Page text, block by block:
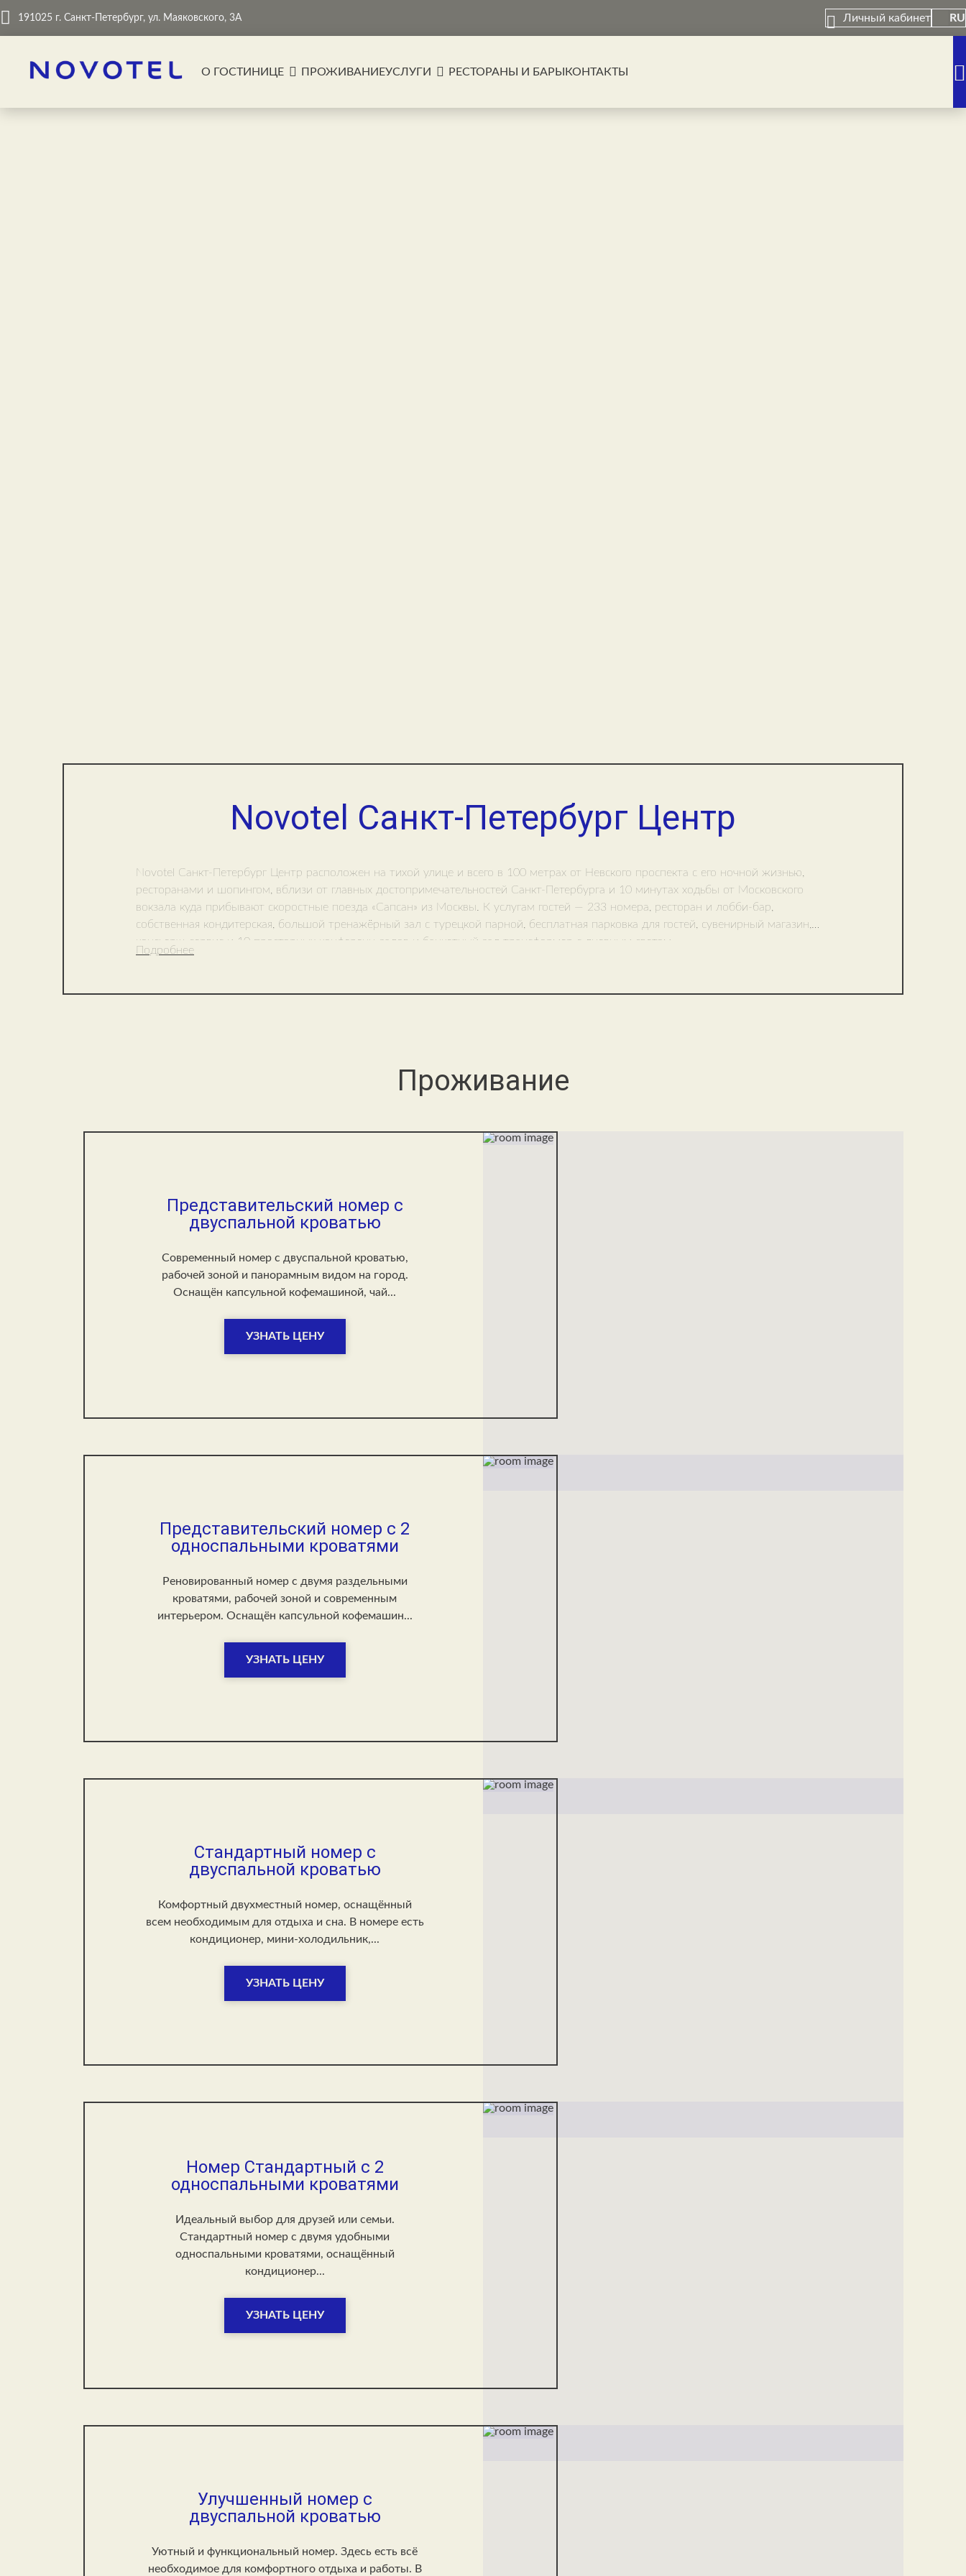
191025 г. Санкт-Петербург, ул. Маяковского, 3А Личный кабинет RU
О ГОСТИНИЦЕ ПРОЖИВАНИЕУСЛУГИ РЕСТОРАНЫ И БАРЫ КОНТАКТЫ
Novotel Санкт-Петербург Центр
Novotel Санкт-Петербург Центр расположен на тихой улице и всего в 100 метрах от Невского проспекта с его ночной жизнью,
ресторанами и шопингом, вблизи от главных достопримечательностей Санкт-Петербурга и 10 минутах ходьбы от Московского
вокзала куда прибывают скоростные поезда «Сапсан» из Москвы. К услугам гостей — 233 номера, ресторан и лобби-бар,
собственная кондитерская, большой тренажёрный зал с турецкой парной, бесплатная парковка для гостей, сувенирный магазин,
консьерж-сервис и 10 просторных конференц-залов и банкетный зал-трансформер с дневным светом.
Подробнее
Проживание
Представительский номер с
двуспальной кроватью
Современный номер с двуспальной кроватью,
рабочей зоной и панорамным видом на город.
Оснащён капсульной кофемашиной, чай...
УЗНАТЬ ЦЕНУ
Представительский номер с 2
односпальными кроватями
Реновированный номер с двумя раздельными
кроватями, рабочей зоной и современным
интерьером. Оснащён капсульной кофемашин...
УЗНАТЬ ЦЕНУ
Стандартный номер с
двуспальной кроватью
Комфортный двухместный номер, оснащённый
всем необходимым для отдыха и сна. В номере есть
кондиционер, мини-холодильник,...
УЗНАТЬ ЦЕНУ
Номер Стандартный с 2
односпальными кроватями
Идеальный выбор для друзей или семьи.
Стандартный номер с двумя удобными
односпальными кроватями, оснащённый
кондиционер...
УЗНАТЬ ЦЕНУ
Улучшенный номер с
двуспальной кроватью
Уютный и функциональный номер. Здесь есть всё
необходимое для комфортного отдыха и работы. В